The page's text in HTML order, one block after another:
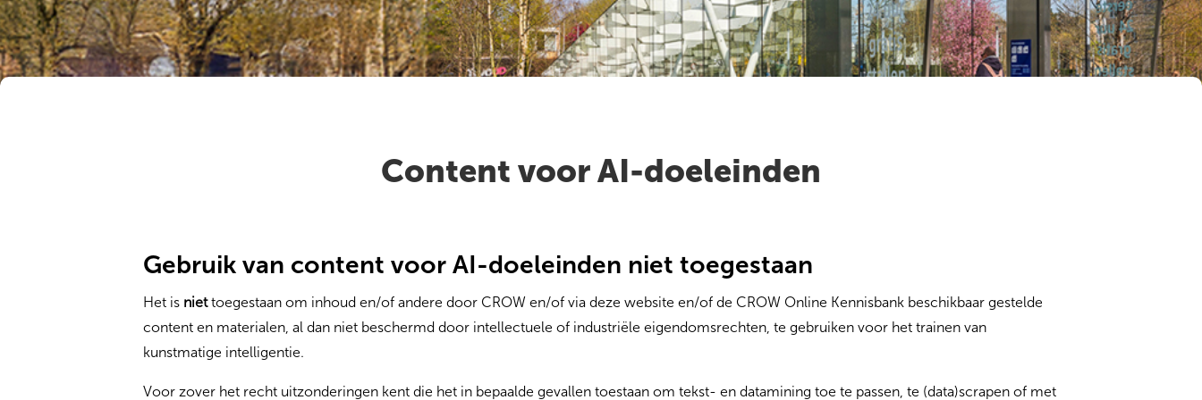
Content voor AI-doeleinden
Gebruik van content voor AI-doeleinden niet toegestaan
Het is niettoegestaan om inhoud en/of andere door CROW en/of via deze website en/of de CROW Online Kennisbank beschikbaar gestelde
content en materialen, al dan niet beschermd door intellectuele of industriële eigendomsrechten, te gebruiken voor het trainen van
kunstmatige intelligentie.
Voor zover het recht uitzonderingen kent die het in bepaalde gevallen toestaan om tekst- en datamining toe te passen, te (data)scrapen of met